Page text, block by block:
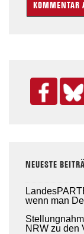
NEUESTE
wenn man
NRW zu den